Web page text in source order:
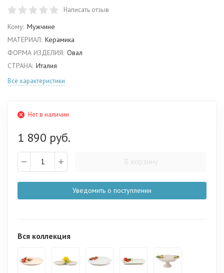
Написать отзыв
Кому: Мужчине
МАТЕРИАЛ: Керамика
ФОРМА ИЗДЕЛИЯ: Овал
СТРАНА: Италия
Все характеристики
Нет в наличии
1 890 руб.
В корзину
Уведомить о поступлении
Вся коллекция